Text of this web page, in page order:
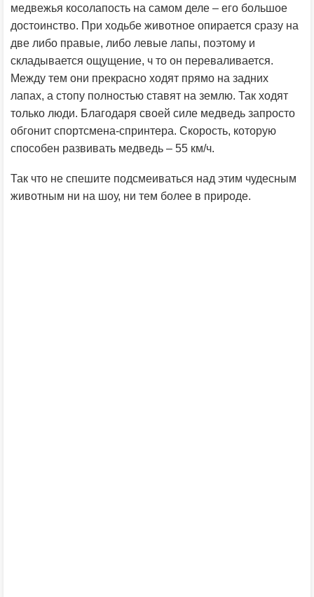
медвежья косолапость на самом деле – его большое
достоинство. При ходьбе животное опирается сразу на
две либо правые, либо левые лапы, поэтому и
складывается ощущение, ч то он переваливается.
Между тем они прекрасно ходят прямо на задних
лапах, а стопу полностью ставят на землю. Так ходят
только люди. Благодаря своей силе медведь запросто
обгонит спортсмена-спринтера. Скорость, которую
способен развивать медведь – 55 км/ч.
Так что не спешите подсмеиваться над этим чудесным
животным ни на шоу, ни тем более в природе.